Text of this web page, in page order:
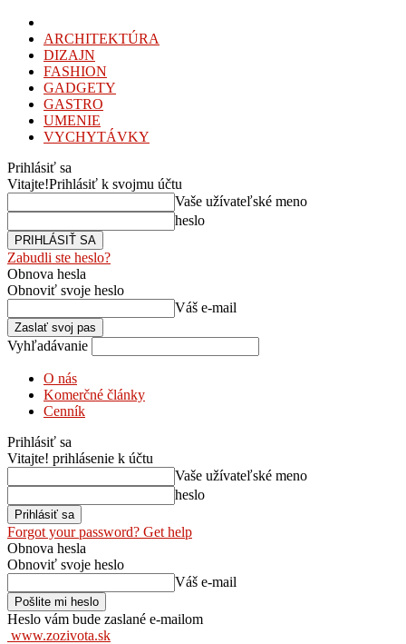
ARCHITEKTÚRA
DIZAJN
FASHION
GADGETY
GASTRO
UMENIE
VYCHYTÁVKY
Prihlásiť sa
Vitajte!Prihlásiť k svojmu účtu
Vaše užívateľské meno
heslo
Zabudli ste heslo?
Obnova hesla
Obnoviť svoje heslo
Váš e-mail
Vyhľadávanie
O nás
Komerčné články
Cenník
Prihlásiť sa
Vitajte! prihlásenie k účtu
Vaše užívateľské meno
heslo
Forgot your password? Get help
Obnova hesla
Obnoviť svoje heslo
Váš e-mail
Heslo vám bude zaslané e-mailom
www.zozivota.sk